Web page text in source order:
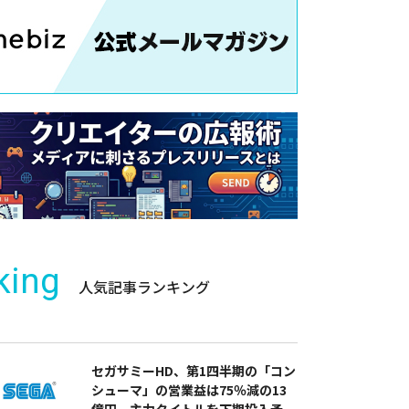
人気記事ランキング
セガサミーHD、第1四半期の「コン
シューマ」の営業益は75％減の13